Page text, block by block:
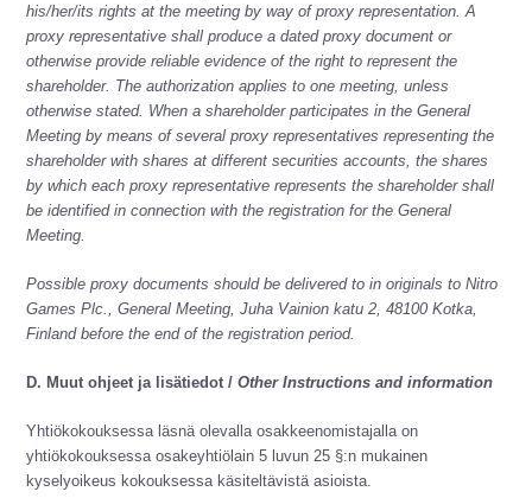
his/her/its rights at the meeting by way of proxy representation. A
proxy representative shall produce a dated proxy document or
otherwise provide reliable evidence of the right to represent the
shareholder. The authorization applies to one meeting, unless
otherwise stated. When a shareholder participates in the General
Meeting by means of several proxy representatives representing the
shareholder with shares at different securities accounts, the shares
by which each proxy representative represents the shareholder shall
be identified in connection with the registration for the General
Meeting.
Possible proxy documents should be delivered to in originals to Nitro
Games Plc., General Meeting, Juha Vainion katu 2, 48100 Kotka,
Finland before the end of the registration period.
D. Muut ohjeet ja lisätiedot /Other Instructions and information
Yhtiökokouksessa läsnä olevalla osakkeenomistajalla on
yhtiökokouksessa osakeyhtiölain 5 luvun 25 §:n mukainen
kyselyoikeus kokouksessa käsiteltävistä asioista.